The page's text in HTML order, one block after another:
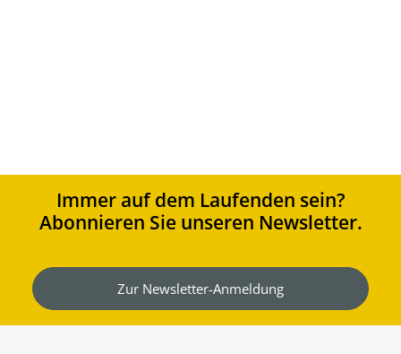
Immer auf dem Laufenden sein?
Abonnieren Sie unseren Newsletter.
Zur Newsletter-Anmeldung